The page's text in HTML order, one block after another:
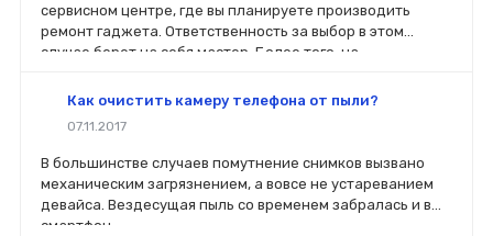
сервисном центре, где вы планируете производить
ремонт гаджета. Ответственность за выбор в этом
случае берет на себя мастер. Более того, на
вы планируете делать ремонт самостоятельно, то выбор
перед покупкой нового модуля старый был в руках. Так
легче сориентироваться в разъемах, элементах
крепления, электрических параметрах и прочих
характеристиках.
Как очистить камеру телефона от пыли?
07.11.2017
В большинстве случаев помутнение снимков вызвано
механическим загрязнением, а вовсе не устареванием
девайса. Вездесущая пыль со временем забралась и в
смартфон.